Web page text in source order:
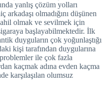
yanlış çözüm yolları
olmadığını düşünen
olmak ve sevilmek için
başlayabilmektedir. İlk
duyguların çok yoğunlaştığı
kişi tarafından duygularına
ile çok fazla
kaçmak adına evden kaçma
karşılaşılan olumsuz